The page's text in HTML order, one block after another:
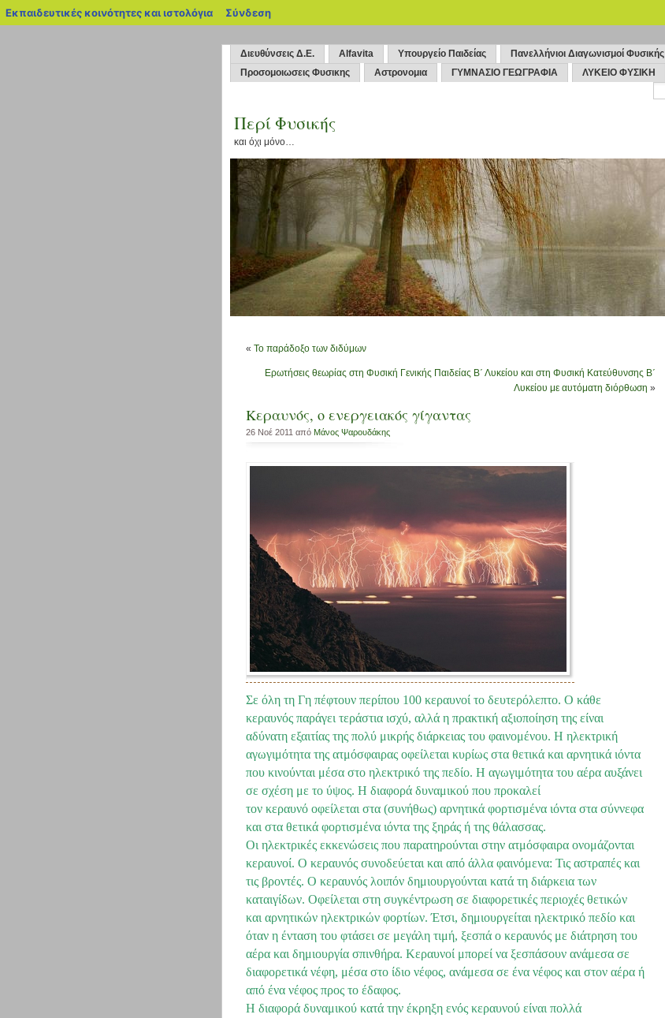
Διευθύνσεις Δ.Ε. Alfavita Υπουργείο Παιδείας Πανελλήνιοι Διαγωνισμοί Φυσικής
Προσομοιωσεις Φυσικης
Αστρονομια ΓΥΜΝΑΣΙΟ ΓΕΩΓΡΑΦΙΑ ΛΥΚΕΙΟ ΦΥΣΙΚΗ
Περί Φυσικής
και όχι μόνο…
« Το παράδοξο των διδύμων
Ερωτήσεις θεωρίας στη Φυσική Γενικής Παιδείας Β΄ Λυκείου και στη Φυσική Κατεύθυνσης Β΄
Λυκείου με αυτόματη διόρθωση »
Κεραυνός, ο ενεργειακός γίγαντας
26 Νοέ 2011 από Μάνος Ψαρουδάκης
Σε όλη τη Γη πέφτουν περίπου 100 κεραυνοί το δευτερόλεπτο. Ο κάθε
κεραυνός παράγει τεράστια ισχύ, αλλά η πρακτική αξιοποίηση της είναι
αδύνατη εξαιτίας της πολύ μικρής διάρκειας του φαινομένου. Η ηλεκτρική
αγωγιμότητα της ατμόσφαιρας οφείλεται κυρίως στα θετικά και αρνητικά ιόντα
που κινούνται μέσα στο ηλεκτρικό της πεδίο. Η αγωγιμότητα του αέρα αυξάνει
σε σχέση με το ύψος. Η διαφορά δυναμικού που προκαλεί
τον κεραυνό οφείλεται στα (συνήθως) αρνητικά φορτισμένα ιόντα στα σύννεφα
και στα θετικά φορτισμένα ιόντα της ξηράς ή της θάλασσας.
Οι ηλεκτρικές εκκενώσεις που παρατηρούνται στην ατμόσφαιρα ονομάζονται
κεραυνοί. Ο κεραυνός συνοδεύεται και από άλλα φαινόμενα: Τις αστραπές και
τις βροντές. Ο κεραυνός λοιπόν δημιουργούνται κατά τη διάρκεια των
καταιγίδων. Οφείλεται στη συγκέντρωση σε διαφορετικές περιοχές θετικών
και αρνητικών ηλεκτρικών φορτίων. Έτσι, δημιουργείται ηλεκτρικό πεδίο και
όταν η ένταση του φτάσει σε μεγάλη τιμή, ξεσπά ο κεραυνός με διάτρηση του
αέρα και δημιουργία σπινθήρα. Κεραυνοί μπορεί να ξεσπάσουν ανάμεσα σε
διαφορετικά νέφη, μέσα στο ίδιο νέφος, ανάμεσα σε ένα νέφος και στον αέρα ή
από ένα νέφος προς το έδαφος.
Η διαφορά δυναμικού κατά την έκρηξη ενός κεραυνού είναι πολλά
Εκπαιδευτικές κοινότητες και ιστολόγια blogs.sch.gr
Σύνδεση